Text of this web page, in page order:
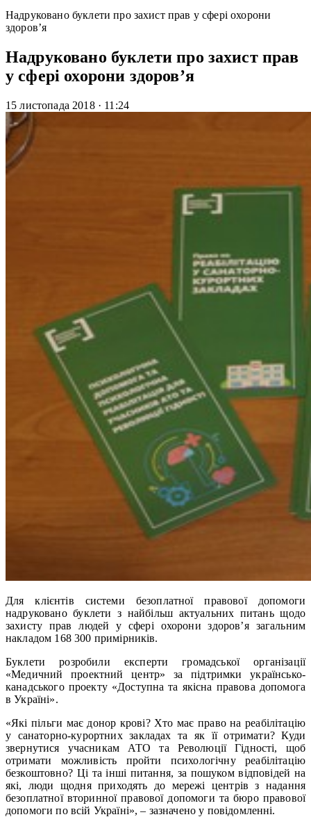
Надруковано буклети про захист прав у сфері охорони
здоров’я
Надруковано буклети про захист прав
у сфері охорони здоров’я
15 листопада 2018 · 11:24
Для клієнтів системи безоплатної правової допомоги
надруковано буклети з найбільш актуальних питань щодо
захисту прав людей у сфері охорони здоров’я загальним
накладом 168 300 примірників.
Буклети розробили експерти громадської організації
«Медичний проектний центр» за підтримки українсько-
канадського проекту «Доступна та якісна правова допомога
в Україні».
«Які пільги має донор крові? Хто має право на реабілітацію
у санаторно-курортних закладах та як її отримати? Куди
звернутися учасникам АТО та Революції Гідності, щоб
отримати можливість пройти психологічну реабілітацію
безкоштовно? Ці та інші питання, за пошуком відповідей на
які, люди щодня приходять до мережі центрів з надання
безоплатної вторинної правової допомоги та бюро правової
допомоги по всій Україні», – зазначено у повідомленні.